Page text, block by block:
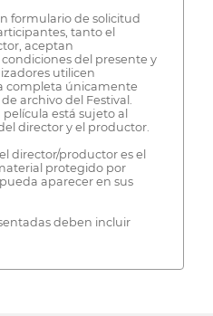
formulario de solicitud
tanto el
aceptan
del presente y
utilicen
completa únicamente
archivo del Festival.
está sujeto al
director y el productor.
director/productor es el
protegido por
aparecer en sus
deben incluir